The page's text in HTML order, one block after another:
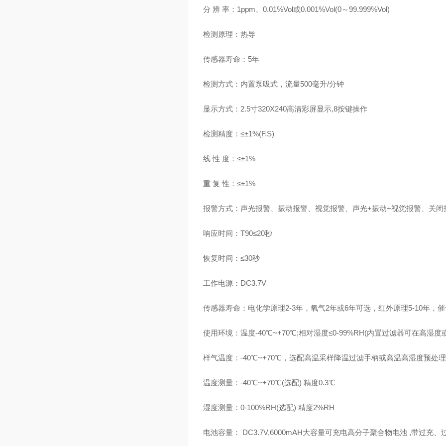
分 辨 率：1ppm、0.01%Vol或0.001%Vol(0～99.999%Vol)
检测原理：热导
传感器寿命：5年
检测方式：内置泵吸式，流量500毫升/分钟
显示方式：2.5寸320X240高清彩屏显示,8按键操作
检测精度：≤±1%(F.S)
线 性 度：≤±1%
重 复 性：≤±1%
报警方式：声光报警、振动报警、视觉报警、声光+振动+视觉报警、关闭
响应时间：T90≤20秒
恢复时间：≤30秒
工作电源：DC3.7V
传感器寿命：电化学原理2-3年，氧气2年或6年可选，红外原理5-10年，
使用环境：温度-40℃~+70℃;相对湿度≤0-99%RH(内置过滤器可在高湿度
样气温度：-40℃~+70℃，选配高温采样降温过滤手柄或高温高湿度预处
温度测量：-40℃~+70℃(选配) 精度0.3℃
湿度测量：0-100%RH(选配) 精度2%RH
电池容量： DC3.7V,6000mAH大容量可充电高分子聚合物电池 ,带过充、